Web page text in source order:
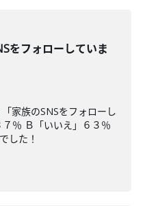
をフォローしていま
家族のSNSをフォローし
％ Ｂ「いいえ」６３％
した！